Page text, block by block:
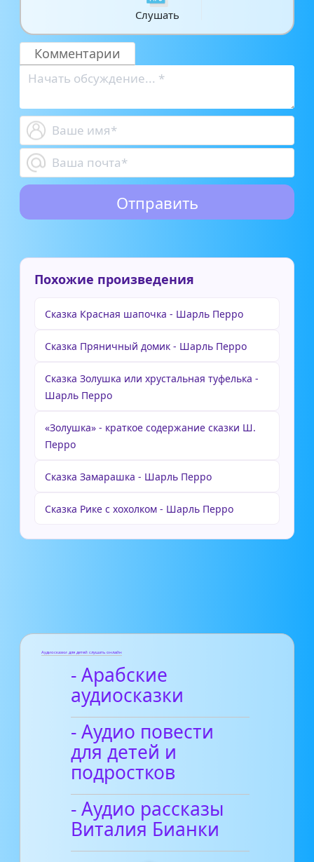
Слушать
Комментарии
Похожие произведения
Сказка Красная шапочка - Шарль Перро
Сказка Пряничный домик - Шарль Перро
Сказка Золушка или хрустальная туфелька -
Шарль Перро
«Золушка» - краткое содержание сказки Ш.
Перро
Сказка Замарашка - Шарль Перро
Сказка Рике с хохолком - Шарль Перро
Аудиосказки для детей слушать онлайн
- Арабские
аудиосказки
- Аудио повести
для детей и
подростков
- Аудио рассказы
Виталия Бианки